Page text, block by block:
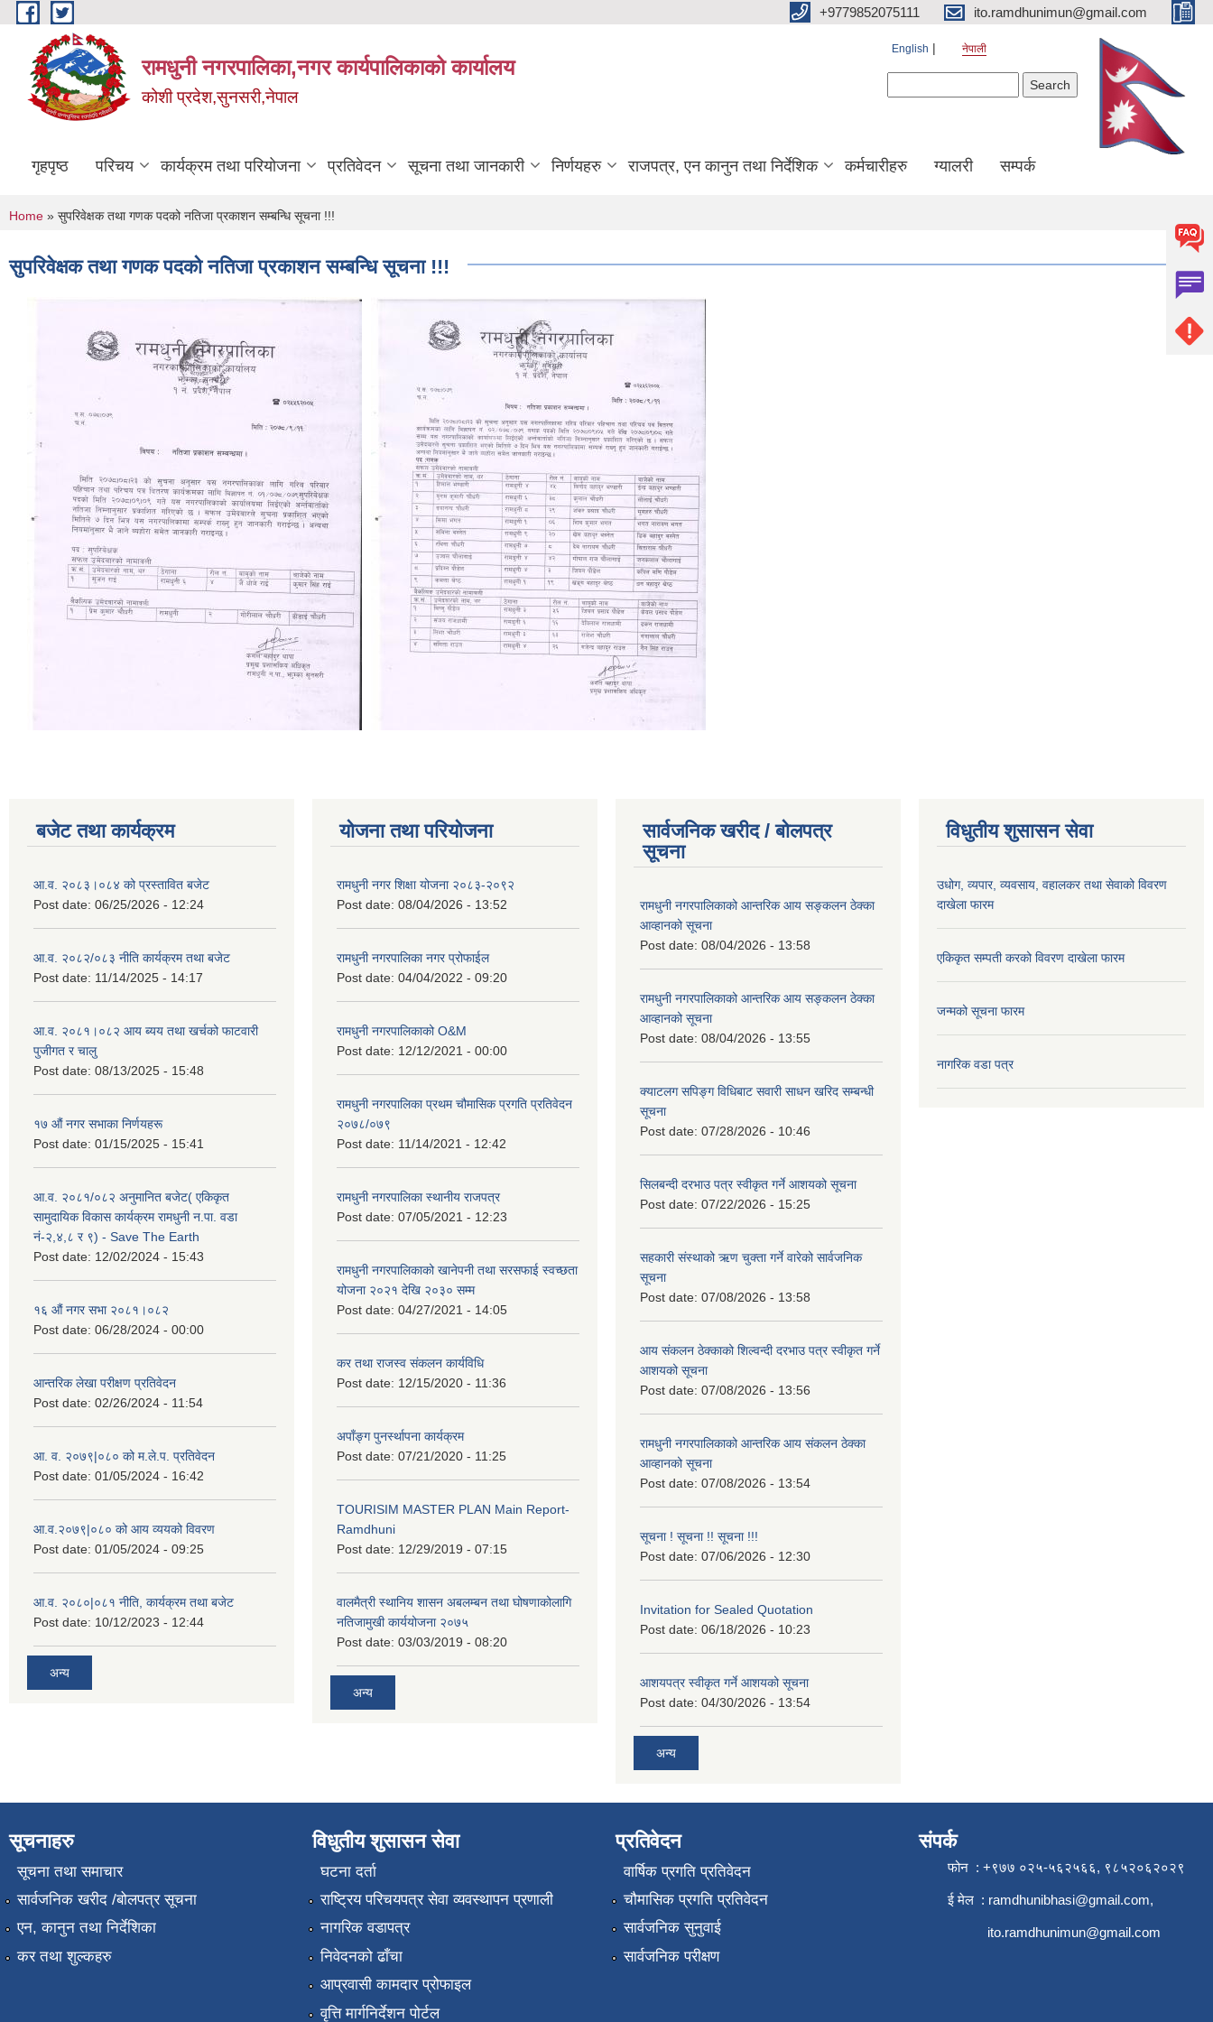
Skip to main content +9779852075111 ito.ramdhunimun@gmail.com
रामधुनी नगरपालिका,नगर कार्यपालिकाको कार्यालय
कोशी प्रदेश,सुनसरी,नेपाल
English नेपाली
गृहपृष्ठ परिचय कार्यक्रम तथा परियोजना प्रतिवेदन सूचना तथा जानकारी निर्णयहरु राजपत्र, एन कानुन तथा निर्देशिक कर्मचारीहरु ग्यालरी सम्पर्क
You are here
Home » सुपरिवेक्षक तथा गणक पदको नतिजा प्रकाशन सम्बन्धि सूचना !!!
सुपरिवेक्षक तथा गणक पदको नतिजा प्रकाशन सम्बन्धि सूचना !!!
बजेट तथा कार्यक्रम
आ.व. २०८३।०८४ को प्रस्तावित बजेट
Post date: 06/25/2026 - 12:24
आ.व. २०८२/०८३ नीति कार्यक्रम तथा बजेट
Post date: 11/14/2025 - 14:17
आ.व. २०८१।०८२ आय ब्यय तथा खर्चको फाटवारी
पुजीगत र चालु
Post date: 08/13/2025 - 15:48
१७ औं नगर सभाका निर्णयहरू
Post date: 01/15/2025 - 15:41
आ.व. २०८१/०८२ अनुमानित बजेट( एकिकृत
सामुदायिक विकास कार्यक्रम रामधुनी न.पा. वडा
नं-२,४,८ र ९) - Save The Earth
Post date: 12/02/2024 - 15:43
१६ औं नगर सभा २०८१।०८२
Post date: 06/28/2024 - 00:00
आन्तरिक लेखा परीक्षण प्रतिवेदन
Post date: 02/26/2024 - 11:54
आ. व. २०७९|०८० को म.ले.प. प्रतिवेदन
Post date: 01/05/2024 - 16:42
आ.व.२०७९|०८० को आय व्ययको विवरण
Post date: 01/05/2024 - 09:25
आ.व. २०८०|०८१ नीति, कार्यक्रम तथा बजेट
Post date: 10/12/2023 - 12:44
अन्य
योजना तथा परियोजना
रामधुनी नगर शिक्षा योजना २०८३-२०९२
Post date: 08/04/2026 - 13:52
रामधुनी नगरपालिका नगर प्रोफाईल
Post date: 04/04/2022 - 09:20
रामधुनी नगरपालिकाको O&M
Post date: 12/12/2021 - 00:00
रामधुनी नगरपालिका प्रथम चौमासिक प्रगति प्रतिवेदन
२०७८/०७९
Post date: 11/14/2021 - 12:42
रामधुनी नगरपालिका स्थानीय राजपत्र
Post date: 07/05/2021 - 12:23
रामधुनी नगरपालिकाको खानेपनी तथा सरसफाई स्वच्छता
योजना २०२१ देखि २०३० सम्म
Post date: 04/27/2021 - 14:05
कर तथा राजस्व संकलन कार्यविधि
Post date: 12/15/2020 - 11:36
अपाँङ्ग पुनर्स्थापना कार्यक्रम
Post date: 07/21/2020 - 11:25
TOURISIM MASTER PLAN Main Report-
Ramdhuni
Post date: 12/29/2019 - 07:15
वालमैत्री स्थानिय शासन अबलम्बन तथा घोषणाकोलागि
नतिजामुखी कार्ययोजना २०७५
Post date: 03/03/2019 - 08:20
अन्य
सार्वजनिक खरीद / बोलपत्र
सूचना
रामधुनी नगरपालिकाको आन्तरिक आय सङ्कलन ठेक्का
आव्हानको सूचना
Post date: 08/04/2026 - 13:58
रामधुनी नगरपालिकाको आन्तरिक आय सङ्कलन ठेक्का
आव्हानको सूचना
Post date: 08/04/2026 - 13:55
क्याटलग सपिङ्ग विधिबाट सवारी साधन खरिद सम्बन्धी
सूचना
Post date: 07/28/2026 - 10:46
सिलबन्दी दरभाउ पत्र स्वीकृत गर्ने आशयको सूचना
Post date: 07/22/2026 - 15:25
सहकारी संस्थाको ऋण चुक्ता गर्ने वारेको सार्वजनिक
सूचना
Post date: 07/08/2026 - 13:58
आय संकलन ठेक्काको शिल्वन्दी दरभाउ पत्र स्वीकृत गर्ने
आशयको सूचना
Post date: 07/08/2026 - 13:56
रामधुनी नगरपालिकाको आन्तरिक आय संकलन ठेक्का
आव्हानको सूचना
Post date: 07/08/2026 - 13:54
सूचना ! सूचना !! सूचना !!!
Post date: 07/06/2026 - 12:30
Invitation for Sealed Quotation
Post date: 06/18/2026 - 10:23
आशयपत्र स्वीकृत गर्ने आशयको सूचना
Post date: 04/30/2026 - 13:54
अन्य
विधुतीय शुसासन सेवा
उधोग, व्यपार, व्यवसाय, वहालकर तथा सेवाको विवरण
दाखेला फारम
एकिकृत सम्पती करको विवरण दाखेला फारम
जन्मको सूचना फारम
नागरिक वडा पत्र
सूचनाहरु
सूचना तथा समाचार
सार्वजनिक खरीद /बोलपत्र सूचना
एन, कानुन तथा निर्देशिका
कर तथा शुल्कहरु
विधुतीय शुसासन सेवा
घटना दर्ता
राष्ट्रिय परिचयपत्र सेवा व्यवस्थापन प्रणाली
नागरिक वडापत्र
निवेदनको ढाँचा
आप्रवासी कामदार प्रोफाइल
वृत्ति मार्गनिर्देशन पोर्टल
प्रतिवेदन
वार्षिक प्रगति प्रतिवेदन
चौमासिक प्रगति प्रतिवेदन
सार्वजनिक सुनुवाई
सार्वजनिक परीक्षण
संपर्क
फोन : +९७७ ०२५-५६२५६६, ९८५२०६२०२९
ई मेल : ramdhunibhasi@gmail.com,
ito.ramdhunimun@gmail.com